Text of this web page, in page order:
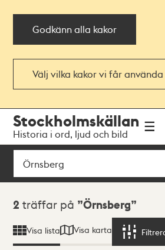
Godkänn alla kakor
Välj vilka kakor vi får använda
navigationen
huvudinnehållet
Stockholmskällan
Historia i ord, ljud och bild
Sök
Sökresultat
2 träffar på Örnsberg
Visa lista Visa karta